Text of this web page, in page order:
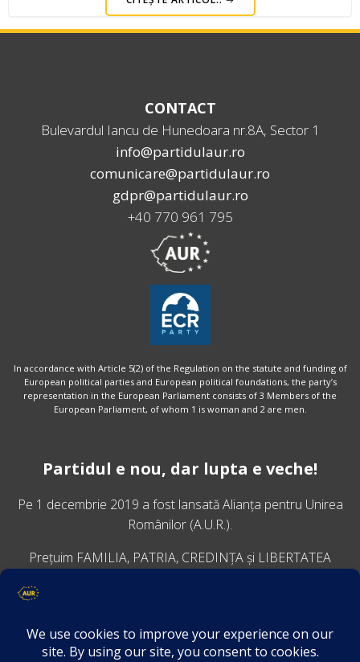
CONTACT
Bulevardul Iancu de Hunedoara nr.8A, Sector 1
info@partidulaur.ro
comunicare@partidulaur.ro
gdpr@partidulaur.ro
+40 770 961 795
In accordance with Article 5(2) of the Regulation on the statute and funding of
European political parties and European political foundations, the party’s
representation in the European Parliament consists of 3 Members of the
European Parliament, of whom 1 is woman and 2 are men.
Partidul e nou, dar lupta e veche!
Pe 1 decembrie 2019 a fost lansatăAlianța pentru Unirea
Românilor (A.U.R.).
Prețuim FAMILIA, PATRIA, CREDINȚA și LIBERTATEA
VINO ALĂTURI DE NOI